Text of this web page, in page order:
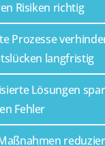
Risiken richtig
Prozesse
langfristig
Lösungen
Fehler